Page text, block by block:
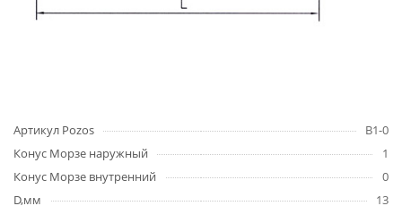
Артикул Pozos
B1-0
Конус Морзе наружный
1
Конус Морзе внутренний
0
D,мм
13